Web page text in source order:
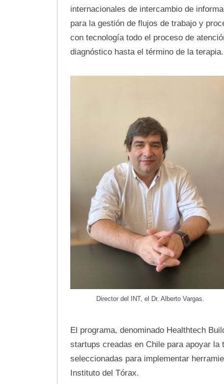
internacionales de intercambio de
para la gestión de flujos de trabajo y
con tecnología todo el proceso de
diagnóstico hasta el término de la terapia.
Director del INT, el Dr. Alberto Vargas.
El programa, denominado Healthtech
startups creadas en Chile para apoyar
seleccionadas para implementar
Instituto del Tórax.